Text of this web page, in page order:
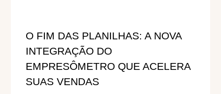
O FIM DAS PLANILHAS: A NOVA
INTEGRAÇÃO DO
EMPRESÔMETRO QUE ACELERA
SUAS VENDAS